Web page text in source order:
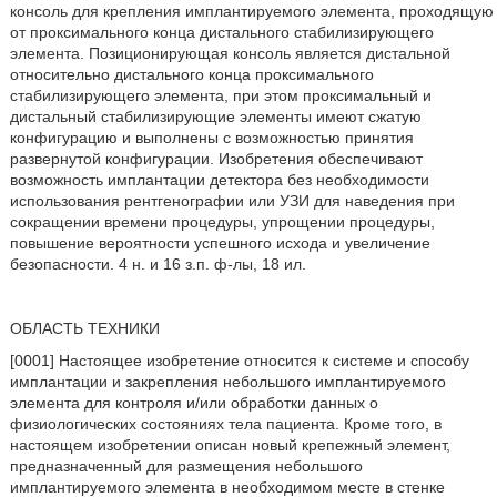
консоль для крепления имплантируемого элемента, проходящую
от проксимального конца дистального стабилизирующего
элемента. Позиционирующая консоль является дистальной
относительно дистального конца проксимального
стабилизирующего элемента, при этом проксимальный и
дистальный стабилизирующие элементы имеют сжатую
конфигурацию и выполнены с возможностью принятия
развернутой конфигурации. Изобретения обеспечивают
возможность имплантации детектора без необходимости
использования рентгенографии или УЗИ для наведения при
сокращении времени процедуры, упрощении процедуры,
повышение вероятности успешного исхода и увеличение
безопасности. 4 н. и 16 з.п. ф-лы, 18 ил.
ОБЛАСТЬ ТЕХНИКИ
[0001] Настоящее изобретение относится к системе и способу
имплантации и закрепления небольшого имплантируемого
элемента для контроля и/или обработки данных о
физиологических состояниях тела пациента. Кроме того, в
настоящем изобретении описан новый крепежный элемент,
предназначенный для размещения небольшого
имплантируемого элемента в необходимом месте в стенке